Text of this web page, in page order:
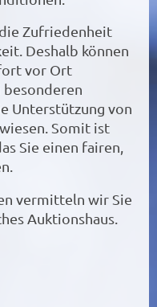
Zufriedenheit
Deshalb können
vor Ort
besonderen
Unterstützung von
Somit ist
Sie einen fairen,
vermitteln wir Sie
Auktionshaus.